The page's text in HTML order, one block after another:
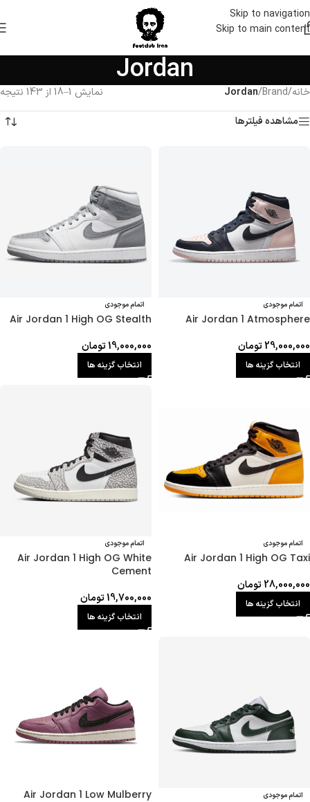
Skip to navigation
Skip to main content
Jordan
خانه/
Brand
/
Jordan
نمایش 1–18 از 143 نتیجه
مشاهده فیلترها
اتمام موجودی
Air Jordan 1 Atmosphere
29,000,000تومان
انتخاب گزینه ها
اتمام موجودی
Air Jordan 1 High OG Stealth
19,000,000تومان
انتخاب گزینه ها
اتمام موجودی
Air Jordan 1 High OG Taxi
28,000,000تومان
انتخاب گزینه ها
اتمام موجودی
Air Jordan 1 High OG White
Cement
19,700,000تومان
انتخاب گزینه ها
اتمام موجودی Air Jordan 1 Low Mulberry